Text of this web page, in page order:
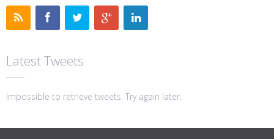
Latest Tweets
Impossible to retrieve tweets. Try again later.